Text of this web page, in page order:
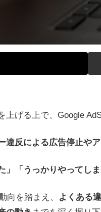
上げる上で、Google
違反による広告停止や
」「うっかりやってしま
向を踏まえ、
よくある